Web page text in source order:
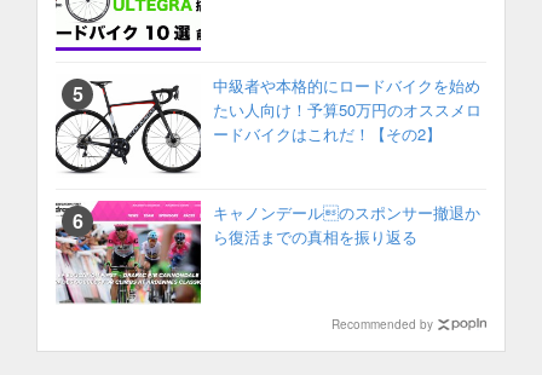
中級者や本格的にロードバイクを始め
たい人向け！予算50万円のオススメロ
ードバイクはこれだ！【その2】
キャノンデールのスポンサー撤退か
ら復活までの真相を振り返る
Recommended by